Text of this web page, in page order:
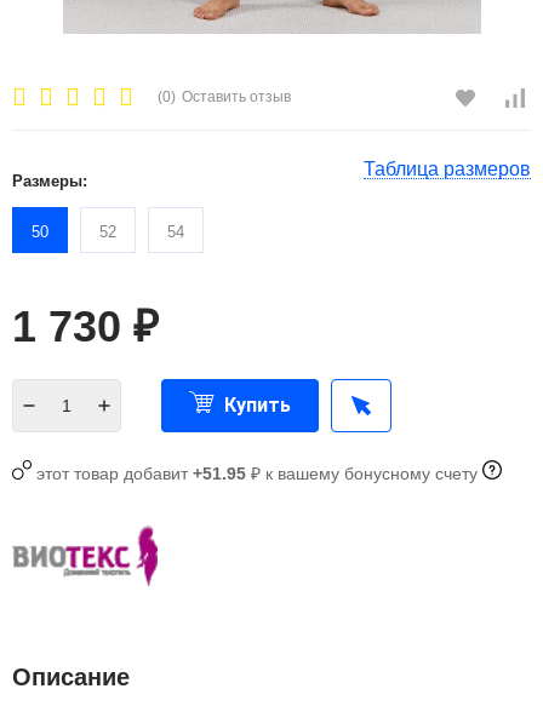
(0) Оставить отзыв
Таблица размеров
Размеры:
50 52 54
1 730 ₽
Купить
этот товар добавит+51.95 ₽ к вашему бонусному счету
Описание